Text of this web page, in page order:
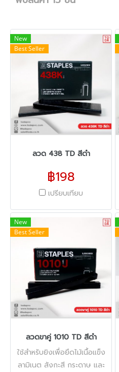
New
Best Seller
ลวด 438 TD สีดำ
฿198
เปรียบเทียบ
New
Best Seller
ลวดขาคู่ 1010 TD สีดำ
ใช้สำหรับยิงเพื่อยึดไม้เนื้อแข็ง
ลามิเนต สังกะสี กระดาษ และ